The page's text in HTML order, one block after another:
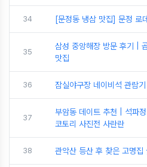
34 [문정동 냉삼 맛집] 문정 로
35
삼성 중앙해장 방문 후기 |
맛집
36 잠실야구장 네이비석 관람
37
부암동 데이트 추천 | 석파
코토리 사진전 사란란
38 관악산 등산 후 찾은 고명집